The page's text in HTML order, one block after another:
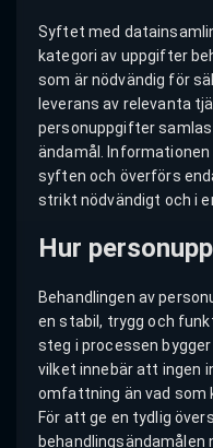
Syftet med
kategori av uppgifter
som är nödvändig för
leverans av relevanta
personuppgifter
ändamål.
syften och överförs
strikt nödvändigt och i
Hur
Behandlingen av
en stabil, trygg och
steg i processen
vilket innebär att ingen
omfattning än vad
För att ge en tydlig
behandlingsändamålen